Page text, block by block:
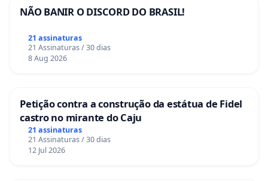
NÃO BANIR O DISCORD DO BRASIL!
21 assinaturas
21 Assinaturas / 30 dias
8 Aug 2026
Petição contra a construção da estátua de Fidel
castro no mirante do Caju
21 assinaturas
21 Assinaturas / 30 dias
12 Jul 2026